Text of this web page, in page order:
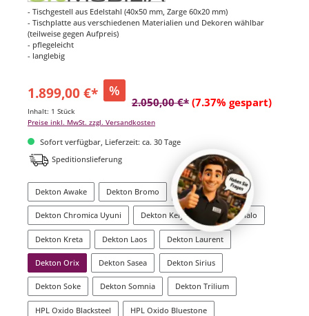
- Tischgestell aus Edelstahl (40x50 mm, Zarge 60x20 mm)
- Tischplatte aus verschiedenen Materialien und Dekoren wählbar
(teilweise gegen Aufpreis)
- pflegeleicht
- langlebig
1.899,00 €* %
2.050,00 €* (7.37% gespart)
Inhalt: 1 Stück
Preise inkl. MwSt. zzgl. Versandkosten
Sofort verfügbar, Lieferzeit: ca. 30 Tage
Speditionslieferung
Dekton Awake Dekton Bromo Dekton Ceppo
Dekton Chromica Uyuni Dekton Kelya Dekton Khalo
Dekton Kreta Dekton Laos Dekton Laurent
Dekton Orix Dekton Sasea Dekton Sirius
Dekton Soke Dekton Somnia Dekton Trilium
HPL Oxido Blacksteel HPL Oxido Bluestone